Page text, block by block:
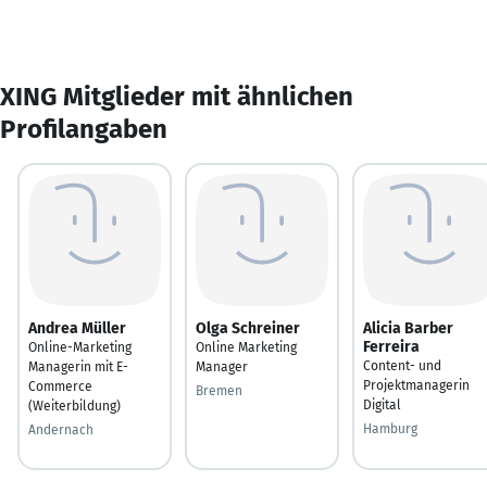
XING Mitglieder mit ähnlichen
Profilangaben
Andrea Müller
Online-Marketing
Managerin mit E-
Commerce
(Weiterbildung)
Andernach
Olga Schreiner
Online Marketing
Manager
Bremen
Alicia Barber
Ferreira
Content- und
Projektmanagerin
Digital
Hamburg